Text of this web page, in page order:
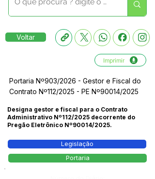
Voltar
Imprimir
Portaria Nº903/2026 - Gestor e Fiscal do
Contrato Nº112/2025 - PE Nº90014/2025
Designa gestor e fiscal para o Contrato
Administrativo Nº112/2025 decorrente do
Pregão Eletrônico Nº90014/2025.
Legislação
Portaria